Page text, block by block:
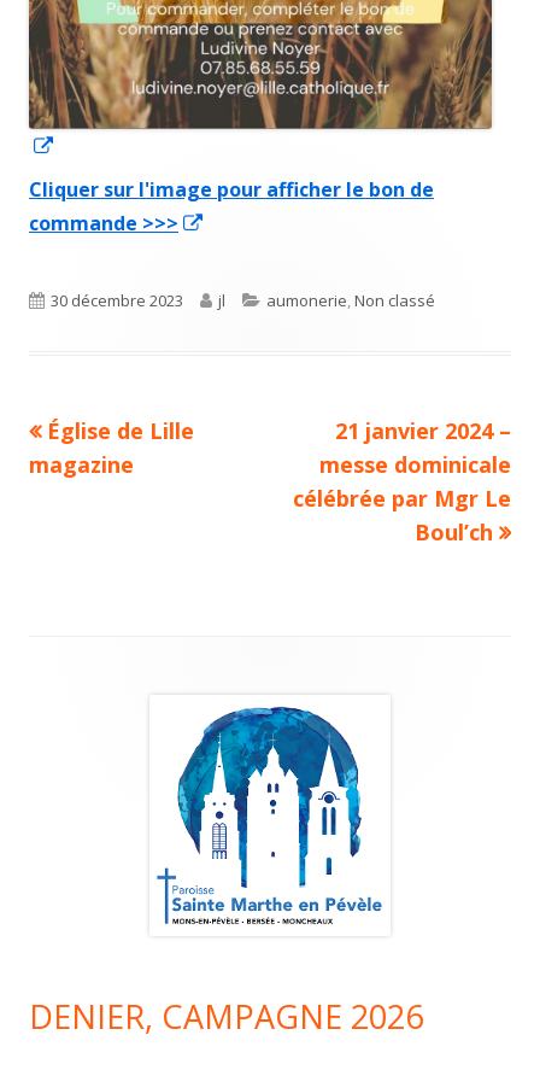
dans
une
Cliquer sur l'image pour afficher le bon de
commande >>>
une
Publié
30 décembre 2023 Auteur
jl Catégories
aumonerie,Non classé
Navigation
Article
précédent :
Église de Lille
magazine
Article
suivant :
21 janvier 2024 –
messe dominicale
célébrée par Mgr Le
Boul’ch
DENIER, CAMPAGNE 2026